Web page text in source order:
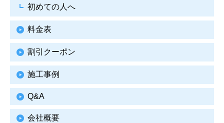
初めての人へ
料金表
割引クーポン
施工事例
Q&A
会社概要